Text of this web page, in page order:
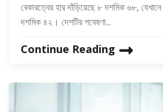
বেকারত্বের হার দাঁড়িয়েছে ৮ দশমিক ৬৮,
দশমিক ৪২। দেশটির গবেষণা...
Continue Reading